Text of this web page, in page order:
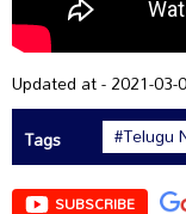
Updated at - 2021-
Tags
#Telugu
SUBSCRIBE